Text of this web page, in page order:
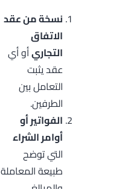
نسخة من عقد
الاتفاق
التجاريأو أي
عقد يثبت
التعامل بين
الطرفين.
الفواتير أو
أوامر الشراء
التي توضح
طبيعة المعاملة